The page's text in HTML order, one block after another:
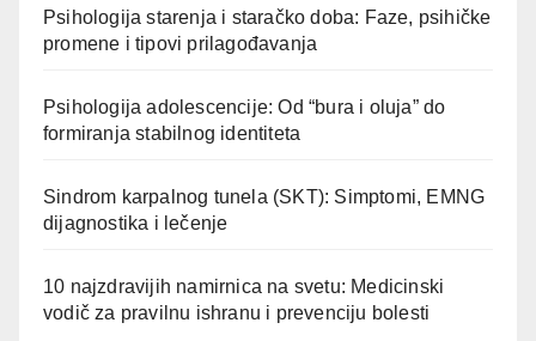
Psihologija starenja i staračko doba: Faze, psihičke
promene i tipovi prilagođavanja
Psihologija adolescencije: Od “bura i oluja” do
formiranja stabilnog identiteta
Sindrom karpalnog tunela (SKT): Simptomi, EMNG
dijagnostika i lečenje
10 najzdravijih namirnica na svetu: Medicinski
vodič za pravilnu ishranu i prevenciju bolesti